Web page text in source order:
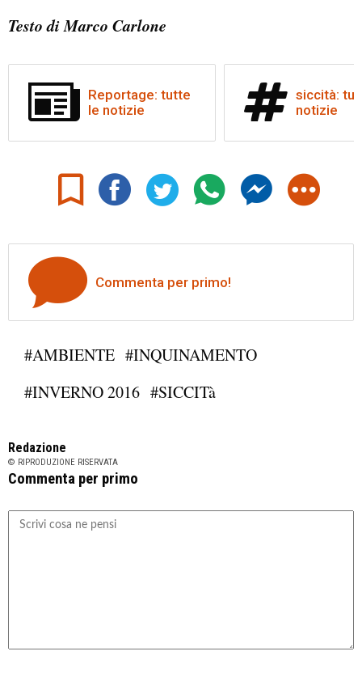
Testo di Marco Carlone
Reportage: tutte
le notizie
siccità:
notizie
Commenta per primo!
#AMBIENTE #INQUINAMENTO
#INVERNO 2016 #SICCITà
Redazione
© RIPRODUZIONE RISERVATA
Commenta per primo